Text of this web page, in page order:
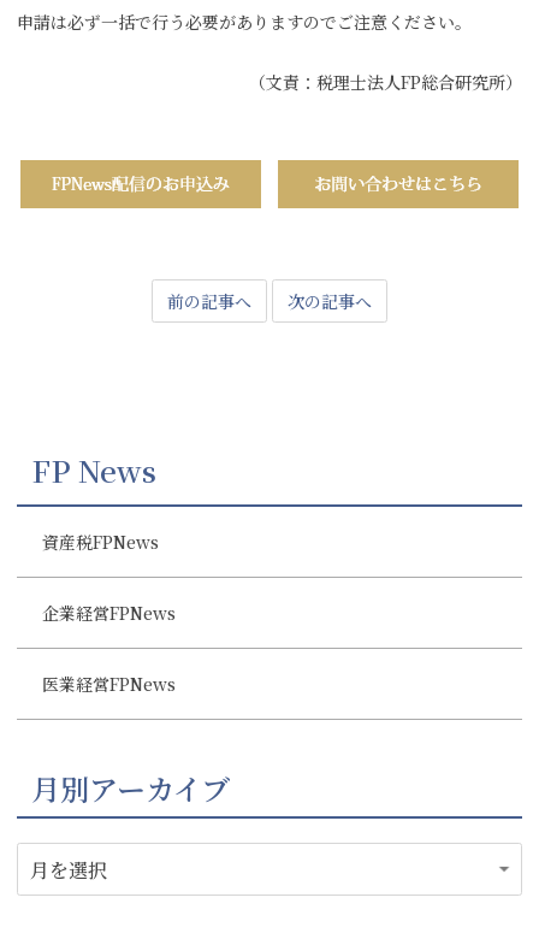
申請は必ず一括で行う必要がありますのでご注意ください。
（文責：税理士法人FP総合研究所）
前の記事へ 次の記事へ
FP News
資産税FPNews
企業経営FPNews
医業経営FPNews
月別アーカイブ